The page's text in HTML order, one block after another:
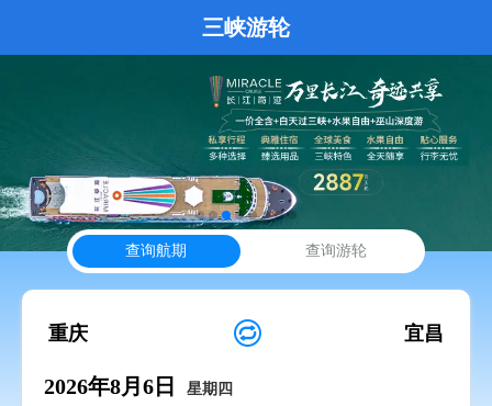
三峡游轮
查询航期 查询游轮
重庆  宜昌
2026年8月6日 星期四